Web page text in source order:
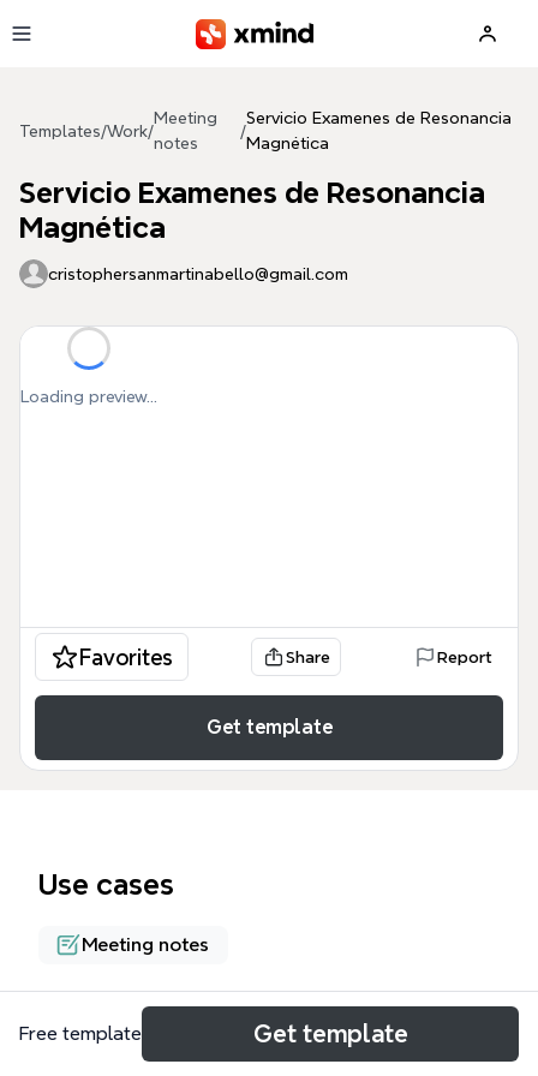
Templates/Work/
Meeting
notes
/
Servicio Examenes de Resonancia
Magnética
Servicio Examenes de Resonancia
Magnética
cristophersanmartinabello@gmail.com
Loading preview...
Favorites Share Report
Get template
Use cases
Meeting notes
About
Free template Get template